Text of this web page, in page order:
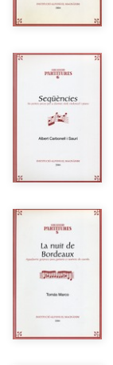
Estudis Literaris
Filologia
Filosofia
Flora i Fauna